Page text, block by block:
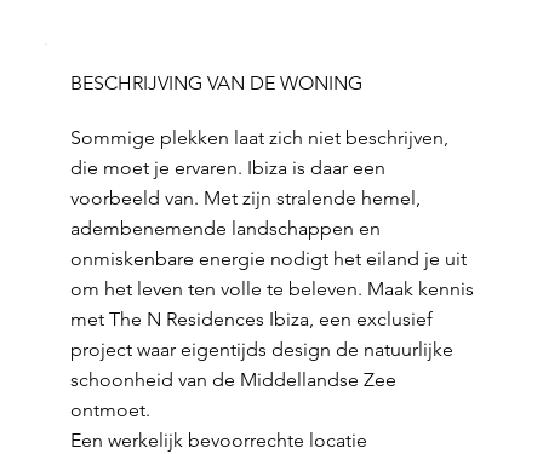
BESCHRIJVING VAN DE WONING
Sommige plekken laat zich niet beschrijven,
die moet je ervaren. Ibiza is daar een
voorbeeld van. Met zijn stralende hemel,
adembenemende landschappen en
onmiskenbare energie nodigt het eiland je uit
om het leven ten volle te beleven. Maak kennis
met The N Residences Ibiza, een exclusief
project waar eigentijds design de natuurlijke
schoonheid van de Middellandse Zee
ontmoet.
Een werkelijk bevoorrechte locatie